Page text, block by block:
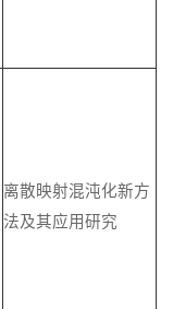
离散映射混沌化新方
法及其应用研究